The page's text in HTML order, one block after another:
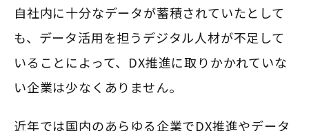
自社内に十分なデータが蓄積されていたとして
も、データ活用を担うデジタル人材が不足して
いることによって、DX推進に取りかかれていな
い企業は少なくありません。
近年では国内のあらゆる企業でDX推進やデータ